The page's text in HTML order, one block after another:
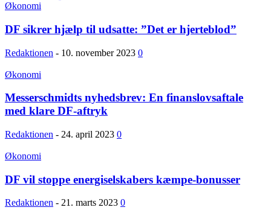
Økonomi
DF sikrer hjælp til udsatte: ”Det er hjerteblod”
Redaktionen - 10. november 2023 0
Økonomi
Messerschmidts nyhedsbrev: En finanslovsaftale
med klare DF-aftryk
Redaktionen - 24. april 2023 0
Økonomi
DF vil stoppe energiselskabers kæmpe-bonusser
Redaktionen - 21. marts 2023 0